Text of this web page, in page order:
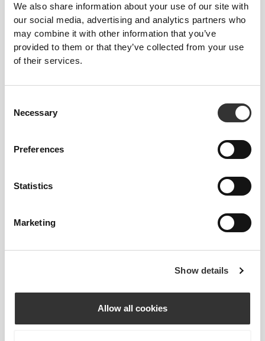
We also share information about your use of our site with
our social media, advertising and analytics partners who
may combine it with other information that you’ve
provided to them or that they’ve collected from your use
of their services.
Selection
Necessary
Preferences
Statistics
Marketing
Show details
Allow all cookies
Σουτιέν SoulSkin